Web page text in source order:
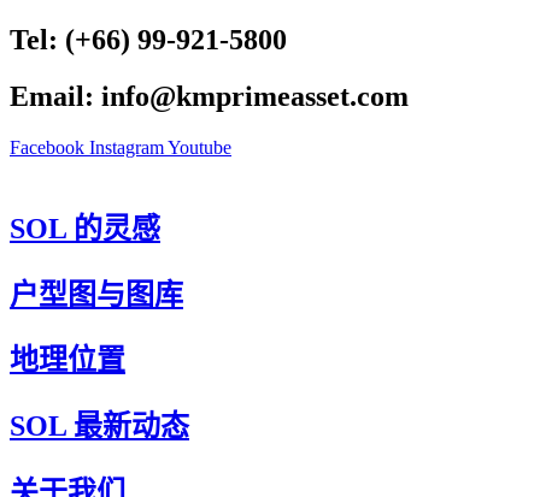
Tel: (+66) 99-921-5800
Email: info@kmprimeasset.com
Facebook InstagramYoutube
SOL 的灵感
户型图与图库
地理位置
SOL 最新动态